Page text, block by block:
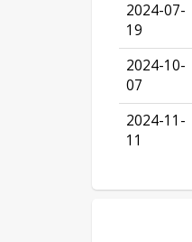
2024-07-
19
2024-10-
07
2024-11-
11